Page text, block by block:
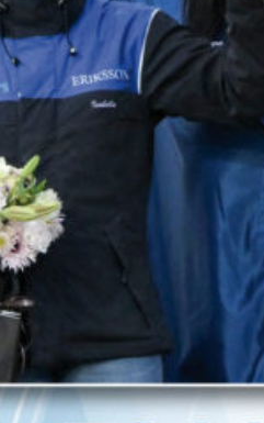
Månadens hästägare 2026
Månadens B-tränare 2026
Euro Classic Trot
Åby Stora Pris 2026
Supertorsdag för företag
Supertorsdag
Ponnytravtävlingar
Ridsport
Om travskolan